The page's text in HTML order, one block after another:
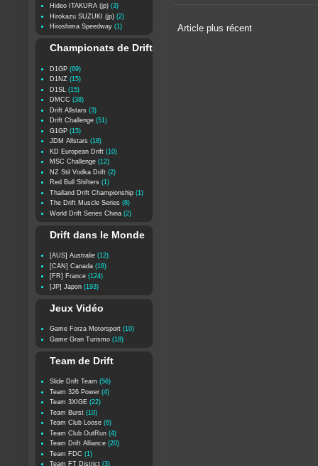
Article plus récent
Hideo ITAKURA (jp) (3)
Hirokazu SUZUKI (jp) (2)
Hiroshima Speedway (1)
Championats de Drift
D1GP (69)
D1NZ (15)
D1SL
(15)
DMCC (38)
Drift Allstars (3)
Drift Challenge (51)
G1GP (15)
JDM Allstars (18)
KD European Drift (10)
MSC Challenge (12)
NZ Stil Vodka Drift (2)
Red Bull Shifters (1)
Thailand Drift Championship (1)
The Drift Muscle Series (8)
World Drift Series China (2)
Drift dans le Monde
[AUS] Australie (12)
[CAN] Canada (18)
[FR] France (124)
[JP] Japon (193)
Jeux Vidéo
Game Forza Motorsport (10)
Game Gran Turismo (18)
Team de Drift
Slide Drift Team (56)
Team 326 Power (4)
Team 3XIGE (22)
Team Burst (10)
Team Club Loose (6)
Team Club OutRun (4)
Team Drift Alliance (20)
Team FDC (1)
Team FT District (3)